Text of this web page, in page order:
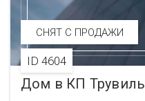
ID 4604
СНЯТ С ПРОДАЖИ
Дом в КП Трувиль